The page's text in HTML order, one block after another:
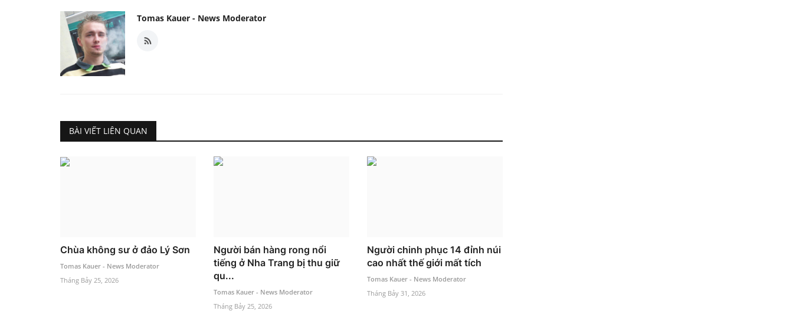
Tomas Kauer - News Moderator
BÀI VIẾT LIÊN QUAN
Chùa không sư ở đảo Lý Sơn
Tomas Kauer - News Moderator
Tháng Bảy 25, 2026
Người bán hàng rong nổi
tiếng ở Nha Trang bị thu giữ
qu...
Tomas Kauer - News Moderator
Tháng Bảy 25, 2026
Người chinh phục 14 đỉnh núi
cao nhất thế giới mất tích
Tomas Kauer - News Moderator
Tháng Bảy 31, 2026